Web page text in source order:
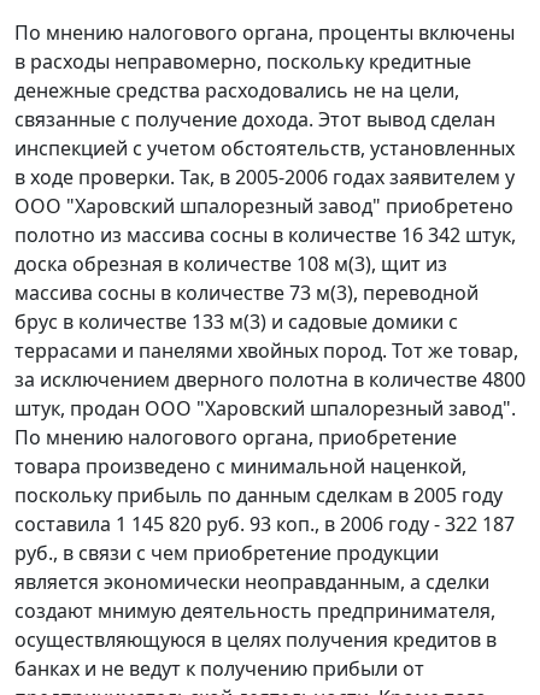
По мнению налогового органа, проценты включены
в расходы неправомерно, поскольку кредитные
денежные средства расходовались не на цели,
связанные с получение дохода. Этот вывод сделан
инспекцией с учетом обстоятельств, установленных
в ходе проверки. Так, в 2005-2006 годах заявителем у
ООО "Харовский шпалорезный завод" приобретено
полотно из массива сосны в количестве 16 342 штук,
доска обрезная в количестве 108 м(3), щит из
массива сосны в количестве 73 м(3), переводной
брус в количестве 133 м(3) и садовые домики с
террасами и панелями хвойных пород. Тот же товар,
за исключением дверного полотна в количестве 4800
штук, продан ООО "Харовский шпалорезный завод".
По мнению налогового органа, приобретение
товара произведено с минимальной наценкой,
поскольку прибыль по данным сделкам в 2005 году
составила 1 145 820 руб. 93 коп., в 2006 году - 322 187
руб., в связи с чем приобретение продукции
является экономически неоправданным, а сделки
создают мнимую деятельность предпринимателя,
осуществляющуюся в целях получения кредитов в
банках и не ведут к получению прибыли от